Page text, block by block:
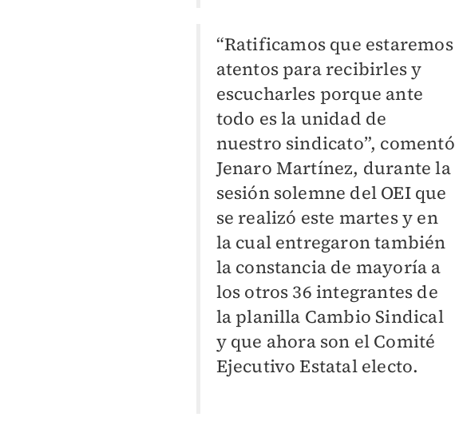
“Ratificamos que estaremos
atentos para recibirles y
escucharles porque ante
todo es la unidad de
nuestro sindicato”, comentó
Jenaro Martínez, durante la
sesión solemne del OEI que
se realizó este martes y en
la cual entregaron también
la constancia de mayoría a
los otros 36 integrantes de
la planilla Cambio Sindical
y que ahora son el Comité
Ejecutivo Estatal electo.